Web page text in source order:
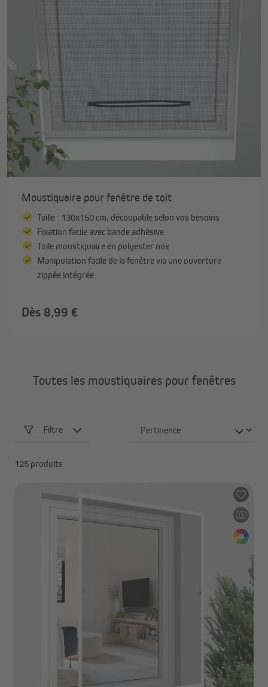
Moustiquaire pour fenêtre de toit
Taille : 130x150 cm, découpable selon vos besoins
Fixation facile avec bande adhésive
Toile moustiquaire en polyester noir
Manipulation facile de la fenêtre via une ouverture
zippée intégrée
Dès 8,99 €
Toutes les moustiquaires pour fenêtres
Filtre
125 produits